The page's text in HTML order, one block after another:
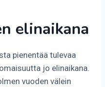
elinaikana
pienentää tulevaa
jo elinaikana.
vuoden välein